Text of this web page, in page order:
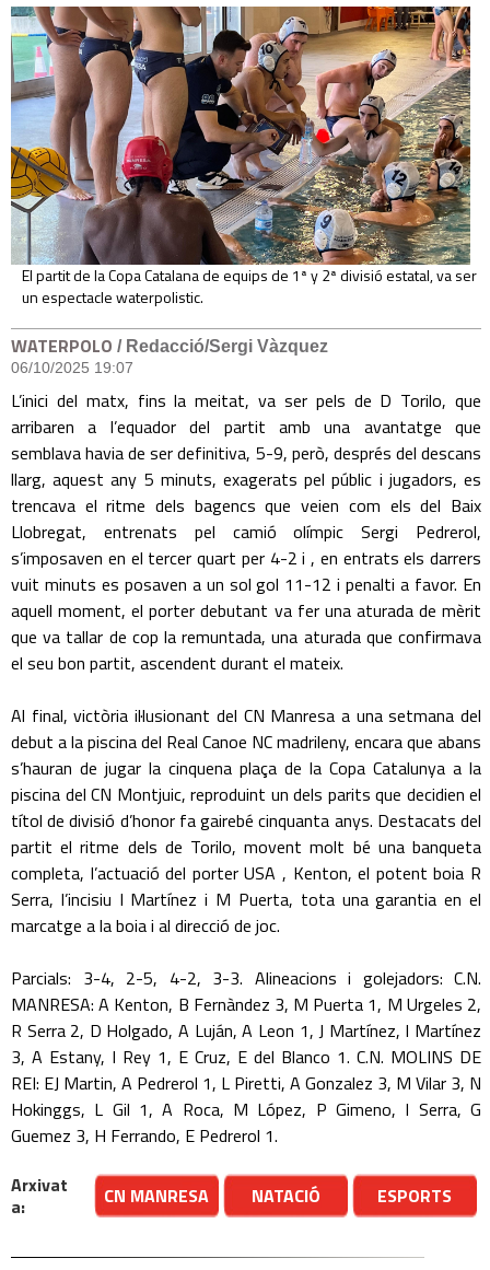
El partit de la Copa Catalana de equips de 1ª y 2ª divisió estatal, va ser
un espectacle waterpolistic.
WATERPOLO / Redacció/Sergi Vàzquez
06/10/2025 19:07
L’inici del matx, fins la meitat, va ser pels de D Torilo, que
arribaren a l’equador del partit amb una avantatge que
semblava havia de ser definitiva, 5-9, però, després del descans
llarg, aquest any 5 minuts, exagerats pel públic i jugadors, es
trencava el ritme dels bagencs que veien com els del Baix
Llobregat, entrenats pel camió olímpic Sergi Pedrerol,
s’imposaven en el tercer quart per 4-2 i , en entrats els darrers
vuit minuts es posaven a un sol gol 11-12 i penalti a favor. En
aquell moment, el porter debutant va fer una aturada de mèrit
que va tallar de cop la remuntada, una aturada que confirmava
el seu bon partit, ascendent durant el mateix.
Al final, victòria il·lusionant del CN Manresa a una setmana del
debut a la piscina del Real Canoe NC madrileny, encara que abans
s’hauran de jugar la cinquena plaça de la Copa Catalunya a la
piscina del CN Montjuic, reproduint un dels parits que decidien el
títol de divisió d’honor fa gairebé cinquanta anys. Destacats del
partit el ritme dels de Torilo, movent molt bé una banqueta
completa, l’actuació del porter USA , Kenton, el potent boia R
Serra, l’incisiu I Martínez i M Puerta, tota una garantia en el
marcatge a la boia i al direcció de joc.
Parcials: 3-4, 2-5, 4-2, 3-3. Alineacions i golejadors: C.N.
MANRESA: A Kenton, B Fernàndez 3, M Puerta 1, M Urgeles 2,
R Serra 2, D Holgado, A Luján, A Leon 1, J Martínez, I Martínez
3, A Estany, I Rey 1, E Cruz, E del Blanco 1. C.N. MOLINS DE
REI: EJ Martin, A Pedrerol 1, L Piretti, A Gonzalez 3, M Vilar 3, N
Hokinggs, L Gil 1, A Roca, M López, P Gimeno, I Serra, G
Guemez 3, H Ferrando, E Pedrerol 1.
Arxivat
a:
CN MANRESA NATACIÓ ESPORTS